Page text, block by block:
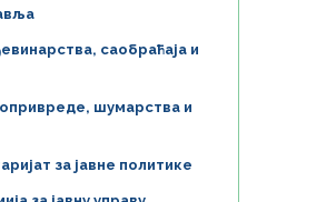
саобраћаја и
шумарства и
за јавне политике